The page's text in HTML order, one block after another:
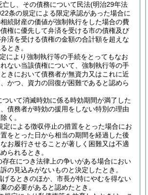
亡し、その債務について民法(明治29年法
条の規定による限定承認があった場合に
続財産の価値が強制執行をした場合の費
権に優先して弁済を受ける市の債権及び
済を受ける債権の金額の合計額を超えな
とき。
により強制執行等の手続をとってもなお
ない当該債権について、強制執行等の手
きにおいて債務者が無資力又はこれに近
かつ、資力の回復が困難であると認めら
ついて消滅時効に係る時効期間が満了した
債務者が時効の援用をしない特別の理由
く。
定による徴収停止の措置をとった場合にお
をとった日から相当の期間を経過した後
お履行させることが著しく困難又は不適
られるとき。
存在につき法律上の争いがある場合におい
の見込みがないものと決定したとき。
げるときのほか、市長が特にやむを得ない
の必要があると認めたとき。